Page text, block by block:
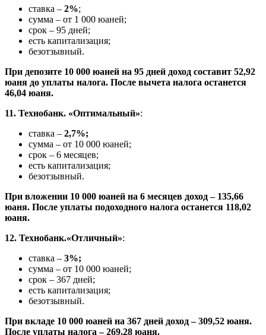
ставка – 2%;
сумма – от 1 000 юаней;
срок – 95 дней;
есть капитализация;
безотзывный.
При депозите 10 000 юаней на 95 дней доход составит 52,92
юаня до уплаты налога. После вычета налога останется
46,04 юаня.
11. Технобанк. «Оптимальный»:
ставка – 2,7%;
сумма – от 10 000 юаней;
срок – 6 месяцев;
есть капитализация;
безотзывный.
При вложении 10 000 юаней на 6 месяцев доход – 135,66
юаня. После уплаты подоходного налога останется 118,02
юаня.
12. Технобанк.«Отличный»:
ставка – 3%;
сумма – от 10 000 юаней;
срок – 367 дней;
есть капитализация;
безотзывный.
При вкладе 10 000 юаней на 367 дней доход – 309,52 юаня.
После уплаты налога – 269,28 юаня.